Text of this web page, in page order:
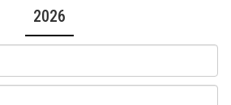
2026